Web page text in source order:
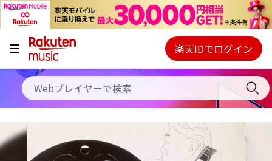
キャンペーン
料金プラン
使い方
初回30日間無料お試し
Webプレイヤー
ご契約内容の確認・変更
楽天IDでログイン